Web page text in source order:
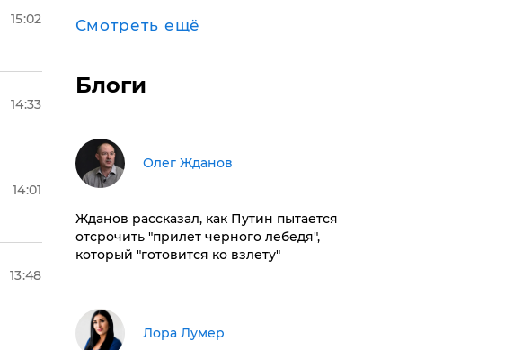
15:02
14:33
14:01
13:48
Смотреть ещё
Блоги
Олег Жданов
Жданов рассказал, как Путин пытается
отсрочить "прилет черного лебедя",
который "готовится ко взлету"
​Лора Лумер